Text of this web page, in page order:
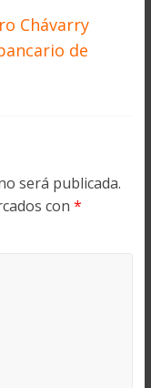
Chávarry
de
será publicada.
con *